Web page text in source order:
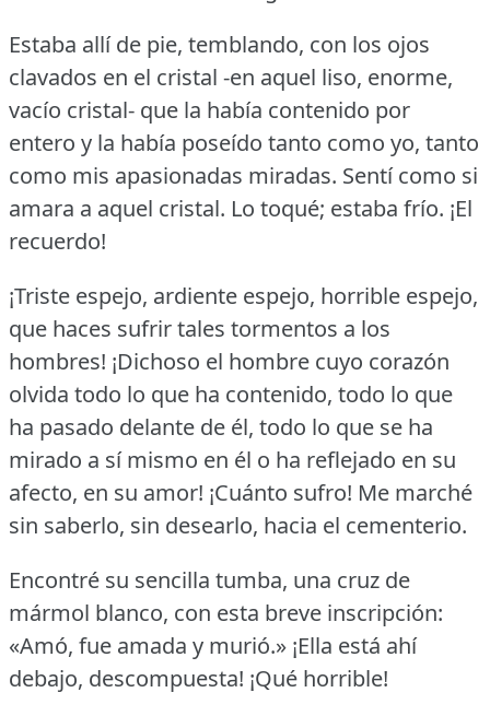
Estaba allí de pie, temblando, con los ojos
clavados en el cristal -en aquel liso, enorme,
vacío cristal- que la había contenido por
entero y la había poseído tanto como yo, tanto
como mis apasionadas miradas. Sentí como si
amara a aquel cristal. Lo toqué; estaba frío. ¡El
recuerdo!
¡Triste espejo, ardiente espejo, horrible espejo,
que haces sufrir tales tormentos a los
hombres! ¡Dichoso el hombre cuyo corazón
olvida todo lo que ha contenido, todo lo que
ha pasado delante de él, todo lo que se ha
mirado a sí mismo en él o ha reflejado en su
afecto, en su amor! ¡Cuánto sufro! Me marché
sin saberlo, sin desearlo, hacia el cementerio.
Encontré su sencilla tumba, una cruz de
mármol blanco, con esta breve inscripción:
«Amó, fue amada y murió.» ¡Ella está ahí
debajo, descompuesta! ¡Qué horrible!